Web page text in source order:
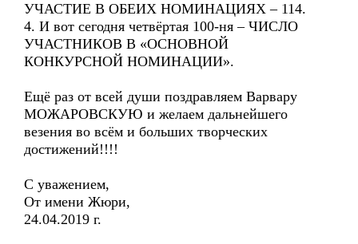
УЧАСТИЕ В ОБЕИХ НОМИНАЦИЯХ – 114.
4. И вот сегодня четвёртая 100-ня – ЧИСЛО
УЧАСТНИКОВ В «ОСНОВНОЙ
КОНКУРСНОЙ НОМИНАЦИИ».
Ещё раз от всей души поздравляем Варвару
МОЖАРОВСКУЮ и желаем дальнейшего
везения во всём и больших творческих
достижений!!!!
С уважением,
От имени Жюри,
24.04.2019 г.